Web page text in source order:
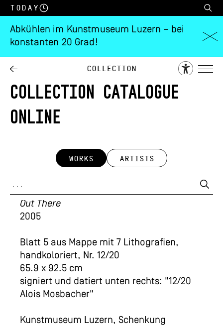
Today
Abkühlen im Kunstmuseum Luzern – bei
konstanten 20 Grad!
Collection
COLLECTION CATALOGUE
ONLINE
WORKS ARTISTS
Out There
2005
Blatt 5 aus Mappe mit 7 Lithografien,
handkoloriert, Nr. 12/20
65.9 x 92.5 cm
signiert und datiert unten rechts: "12/20
Alois Mosbacher"
Kunstmuseum Luzern, Schenkung